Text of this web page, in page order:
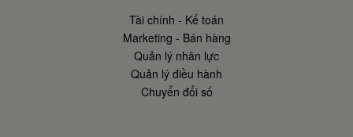
Tài chính - Kế toán
Marketing - Bán hàng
Quản lý nhân lực
Quản lý điều hành
Chuyển đổi số